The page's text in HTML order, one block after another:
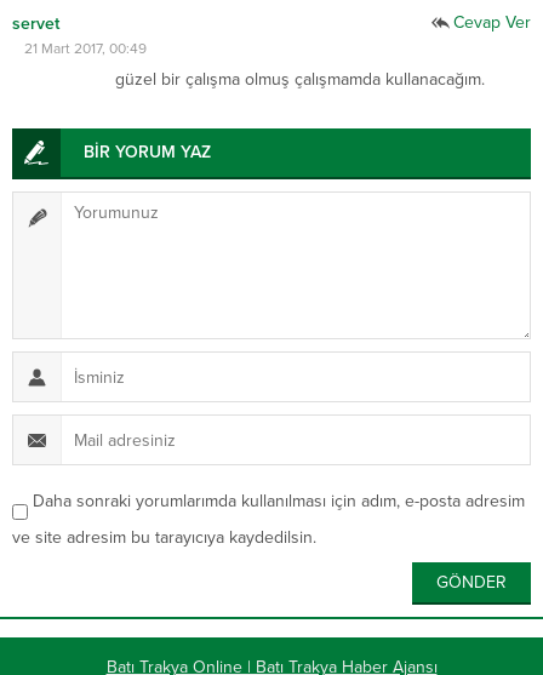
servet
21 Mart 2017, 00:49
güzel bir çalışma olmuş çalışmamda kullanacağım.
Cevap Ver
BİR YORUM YAZ
Daha sonraki yorumlarımda kullanılması için adım, e-posta adresim
ve site adresim bu tarayıcıya kaydedilsin.
Batı Trakya Online | Batı Trakya Haber Ajansı